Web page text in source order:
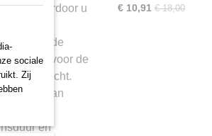
waardoor u
van de
cruciaal voor de
buitenlucht.
van
en
€ 10,91 € 18,00
sociale
Zij